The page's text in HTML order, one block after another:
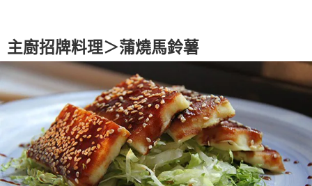
主廚招牌料理＞蒲燒馬鈴薯